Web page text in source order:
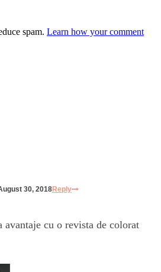
spam. Learn how your comment
30, 2018Reply
avantaje cu o revista de colorat